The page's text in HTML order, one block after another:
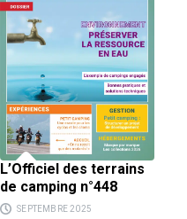
L’Officiel des terrains
de camping n°448
SEPTEMBRE 2025